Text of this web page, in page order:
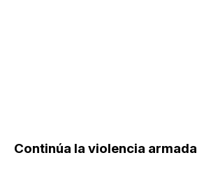
Continúa la violencia armada